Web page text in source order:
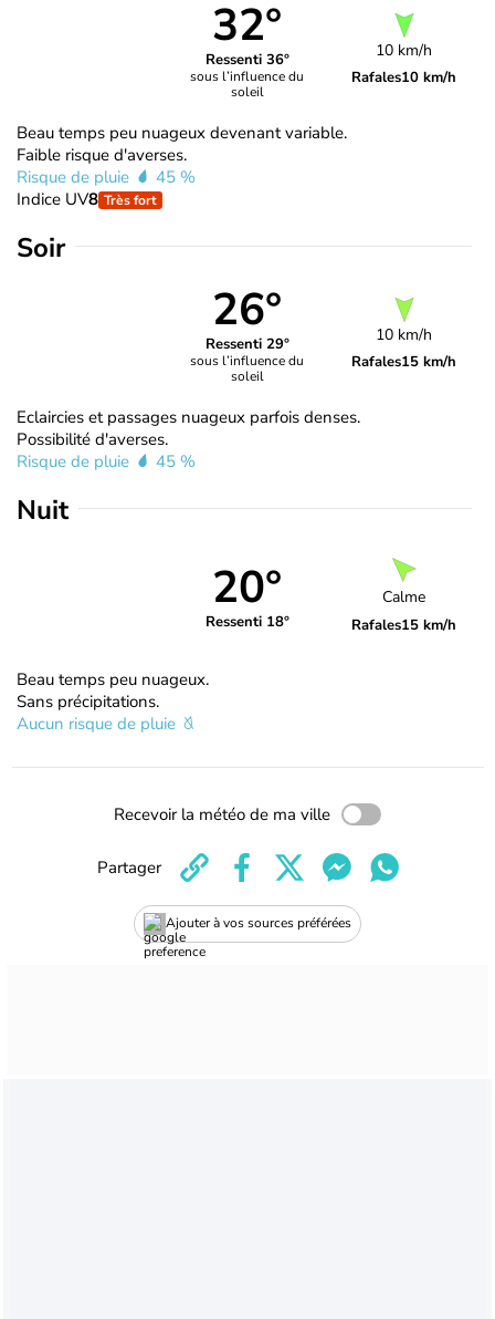
32°
Ressenti 36°
sous l’influence du
soleil
10 km/h
Rafales10 km/h
Beau temps peu nuageux devenant variable.
Faible risque d'averses.
Risque de pluie
45 %
Indice UV8 Très fort
Soir
26°
Ressenti 29°
sous l’influence du
soleil
10 km/h
Rafales15 km/h
Eclaircies et passages nuageux parfois denses.
Possibilité d'averses.
Risque de pluie
45 %
Nuit
20°
Ressenti 18°
Calme
Rafales15 km/h
Beau temps peu nuageux.
Sans précipitations.
Aucun risque de pluie
Recevoir la météo de ma ville
Ajouter à vos sources préférées
Partager